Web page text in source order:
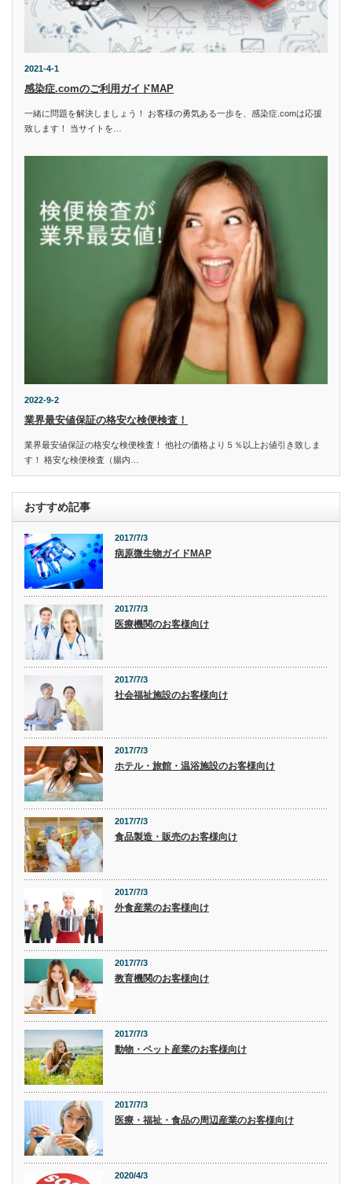
2021-4-1
感染症.comのご利用ガイドMAP
一緒に問題を解決しましょう！ お客様の勇気ある一歩を、感染症.comは応援
致します！ 当サイトを…
2022-9-2
業界最安値保証の格安な検便検査！
業界最安値保証の格安な検便検査！ 他社の価格より５％以上お値引き致しま
す！ 格安な検便検査（腸内…
おすすめ記事
2017/7/3
病原微生物ガイドMAP
2017/7/3
医療機関のお客様向け
2017/7/3
社会福祉施設のお客様向け
2017/7/3
ホテル・旅館・温浴施設のお客様向け
2017/7/3
食品製造・販売のお客様向け
2017/7/3
外食産業のお客様向け
2017/7/3
教育機関のお客様向け
2017/7/3
動物・ペット産業のお客様向け
2017/7/3
医療・福祉・食品の周辺産業のお客様向け
2020/4/3